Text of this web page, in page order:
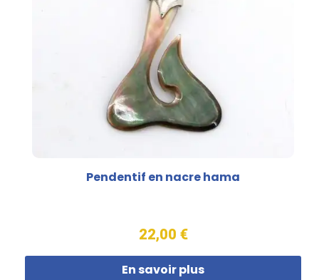
Pendentif en nacre hama
22,00 €
En savoir plus